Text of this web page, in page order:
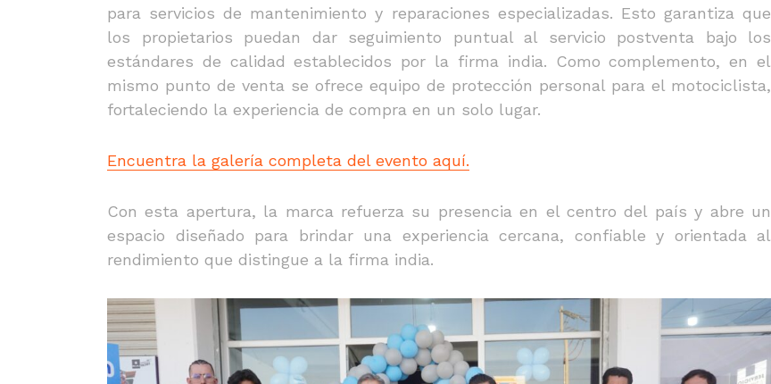
para servicios de mantenimiento y reparaciones especializadas. Esto garantiza que
los propietarios puedan dar seguimiento puntual al servicio postventa bajo los
estándares de calidad establecidos por la firma india. Como complemento, en el
mismo punto de venta se ofrece equipo de protección personal para el motociclista,
fortaleciendo la experiencia de compra en un solo lugar.
Encuentra la galería completa del evento aquí.
Con esta apertura, la marca refuerza su presencia en el centro del país y abre un
espacio diseñado para brindar una experiencia cercana, confiable y orientada al
rendimiento que distingue a la firma india.